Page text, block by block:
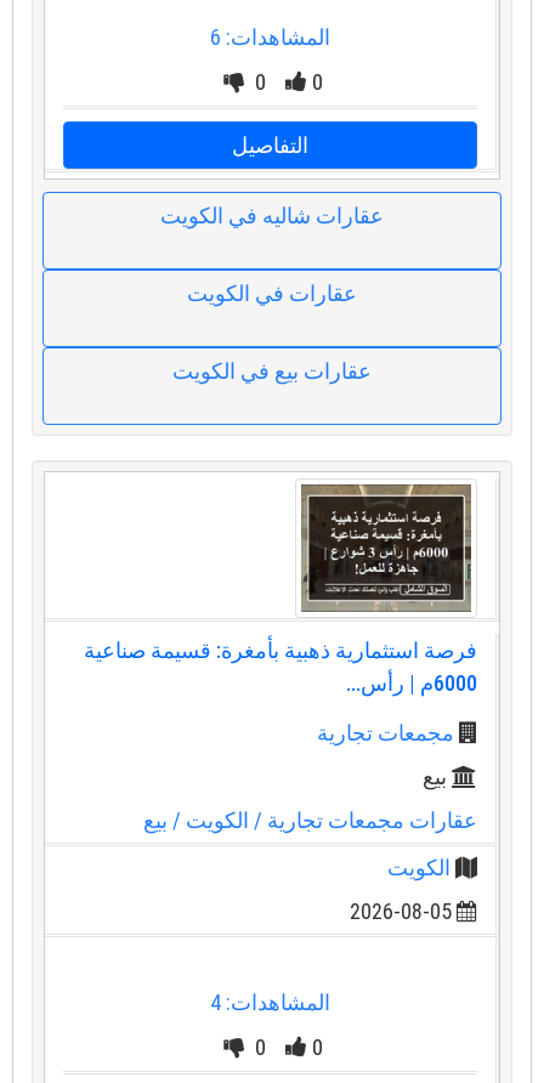
المشاهدات: 6
0
0
التفاصيل
عقارات شاليه في الكويت
عقارات في الكويت
عقارات بيع في الكويت
فرصة استثمارية ذهبية بأمغرة: قسيمة صناعية
6000م | رأس...
مجمعات تجارية
بيع
عقارات مجمعات تجارية/ الكويت/ بيع
الكويت
2026-08-05
المشاهدات: 4
0
0